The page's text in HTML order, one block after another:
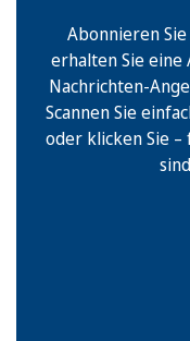
Abonnieren
erhalten Sie eine
Nachrichten-
Scannen Sie
oder klicken Sie